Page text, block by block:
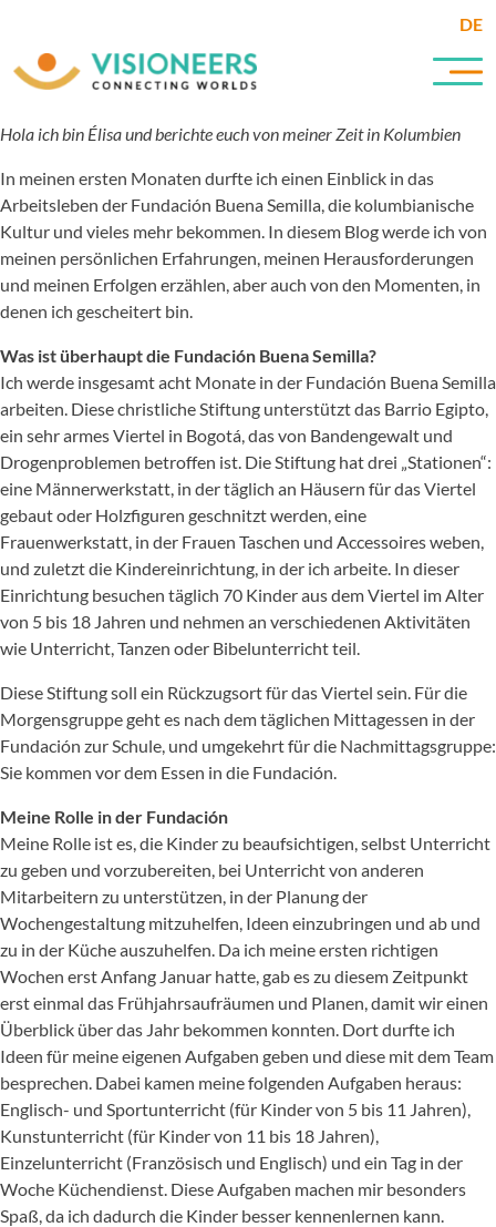
DE
Hola ich bin Élisa und berichte euch von meiner Zeit in Kolumbien
In meinen ersten Monaten durfte ich einen Einblick in das
Arbeitsleben der Fundación Buena Semilla, die kolumbianische
Kultur und vieles mehr bekommen. In diesem Blog werde ich von
meinen persönlichen Erfahrungen, meinen Herausforderungen
und meinen Erfolgen erzählen, aber auch von den Momenten, in
denen ich gescheitert bin.
Was ist überhaupt die Fundación Buena Semilla?
Ich werde insgesamt acht Monate in der Fundación Buena Semilla
arbeiten. Diese christliche Stiftung unterstützt das Barrio Egipto,
ein sehr armes Viertel in Bogotá, das von Bandengewalt und
Drogenproblemen betroffen ist. Die Stiftung hat drei „Stationen“:
eine Männerwerkstatt, in der täglich an Häusern für das Viertel
gebaut oder Holzfiguren geschnitzt werden, eine
Frauenwerkstatt, in der Frauen Taschen und Accessoires weben,
und zuletzt die Kindereinrichtung, in der ich arbeite. In dieser
Einrichtung besuchen täglich 70 Kinder aus dem Viertel im Alter
von 5 bis 18 Jahren und nehmen an verschiedenen Aktivitäten
wie Unterricht, Tanzen oder Bibelunterricht teil.
Diese Stiftung soll ein Rückzugsort für das Viertel sein. Für die
Morgensgruppe geht es nach dem täglichen Mittagessen in der
Fundación zur Schule, und umgekehrt für die Nachmittagsgruppe:
Sie kommen vor dem Essen in die Fundación.
Meine Rolle in der Fundación
Meine Rolle ist es, die Kinder zu beaufsichtigen, selbst Unterricht
zu geben und vorzubereiten, bei Unterricht von anderen
Mitarbeitern zu unterstützen, in der Planung der
Wochengestaltung mitzuhelfen, Ideen einzubringen und ab und
zu in der Küche auszuhelfen. Da ich meine ersten richtigen
Wochen erst Anfang Januar hatte, gab es zu diesem Zeitpunkt
erst einmal das Frühjahrsaufräumen und Planen, damit wir einen
Überblick über das Jahr bekommen konnten. Dort durfte ich
Ideen für meine eigenen Aufgaben geben und diese mit dem Team
besprechen. Dabei kamen meine folgenden Aufgaben heraus:
Englisch- und Sportunterricht (für Kinder von 5 bis 11 Jahren),
Kunstunterricht (für Kinder von 11 bis 18 Jahren),
Einzelunterricht (Französisch und Englisch) und ein Tag in der
Woche Küchendienst. Diese Aufgaben machen mir besonders
Spaß, da ich dadurch die Kinder besser kennenlernen kann.